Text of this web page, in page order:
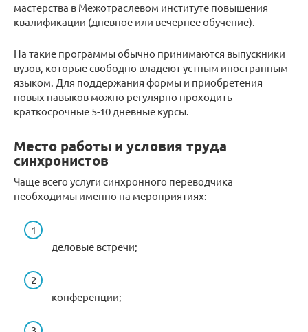
мастерства в Межотраслевом институте повышения
квалификации (дневное или вечернее обучение).
На такие программы обычно принимаются выпускники
вузов, которые свободно владеют устным иностранным
языком. Для поддержания формы и приобретения
новых навыков можно регулярно проходить
краткосрочные 5-10 дневные курсы.
Место работы и условия труда
синхронистов
Чаще всего услуги синхронного переводчика
необходимы именно на мероприятиях:
деловые встречи;
конференции;